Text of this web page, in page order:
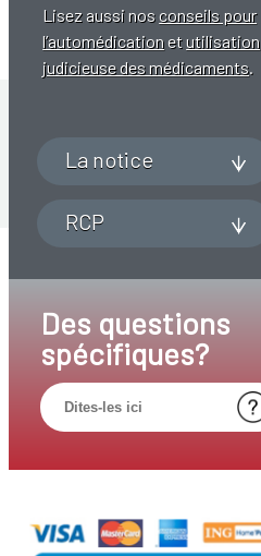
Lisez aussi nos conseils pour
l’automédicationetutilisation
judicieuse des médicaments
La notice
RCP
Des questions
spécifiques?